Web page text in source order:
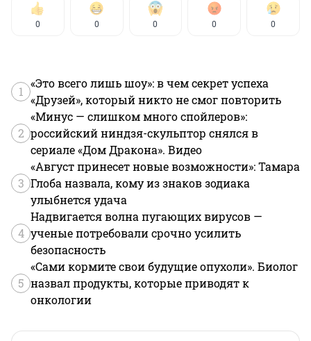
0 0 0 0 0
1
«Это всего лишь шоу»: в чем секрет успеха
«Друзей», который никто не смог повторить
2
«Минус — слишком много спойлеров»:
российский ниндзя-скульптор снялся в
сериале «Дом Дракона». Видео
3
«Август принесет новые возможности»: Тамара
Глоба назвала, кому из знаков зодиака
улыбнется удача
4
Надвигается волна пугающих вирусов —
ученые потребовали срочно усилить
безопасность
5
«Сами кормите свои будущие опухоли». Биолог
назвал продукты, которые приводят к
онкологии